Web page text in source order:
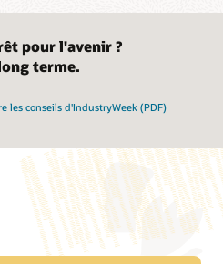
pour l'avenir ?
terme.
les conseils d'IndustryWeek (PDF)